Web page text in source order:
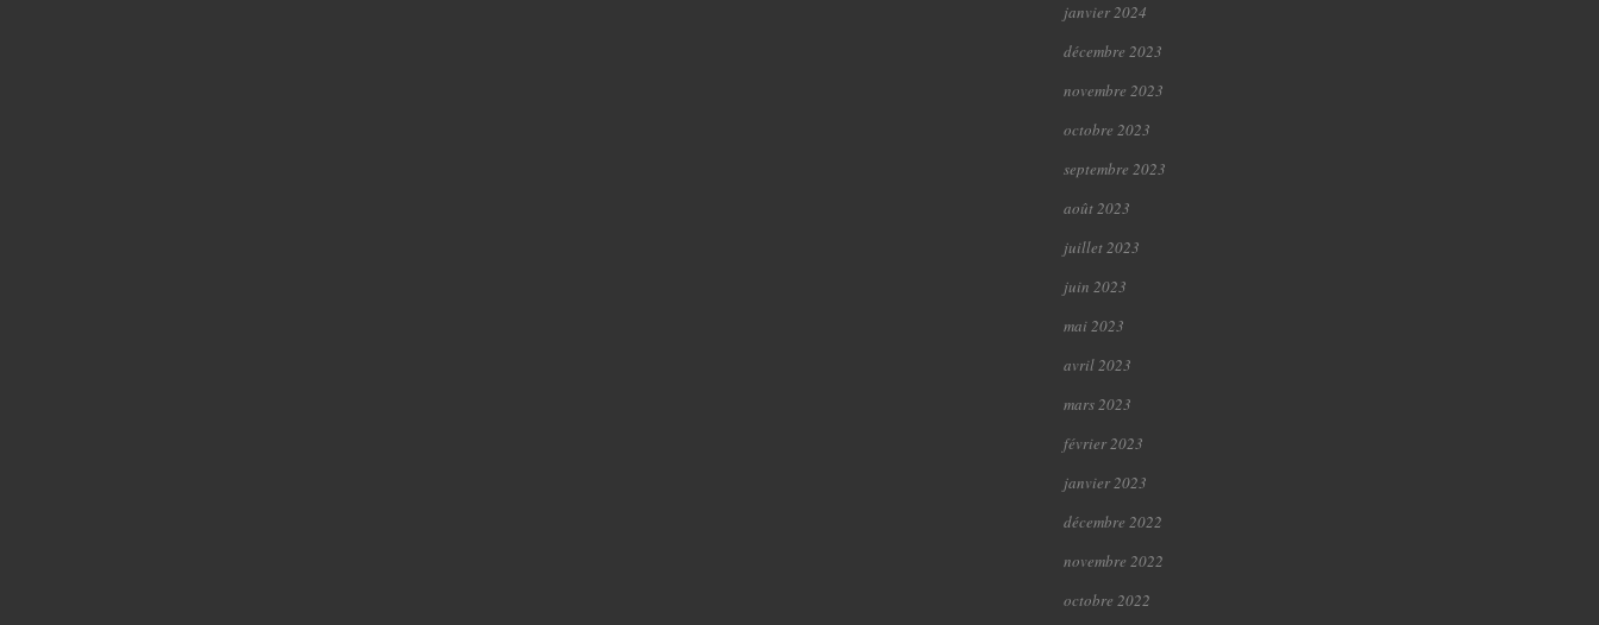
janvier 2024
décembre 2023
novembre 2023
octobre 2023
septembre 2023
août 2023
juillet 2023
juin 2023
mai 2023
avril 2023
mars 2023
février 2023
janvier 2023
décembre 2022
novembre 2022
octobre 2022